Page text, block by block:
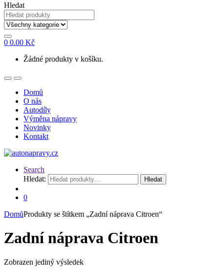
Hledat
0 0.00 Kč
Žádné produkty v košíku.
Domů
O nás
Autodíly
Výměna nápravy
Novinky
Kontakt
Search
Hledat:
Hledat
0
DomůProdukty se štítkem „Zadní náprava Citroen“
Zadní náprava Citroen
Zobrazen jediný výsledek